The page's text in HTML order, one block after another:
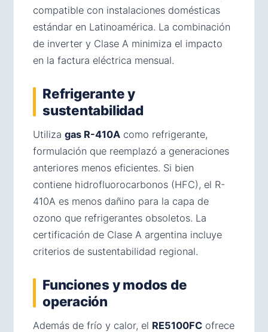
compatible con instalaciones domésticas
estándar en Latinoamérica. La combinación
de inverter y Clase A minimiza el impacto
en la factura eléctrica mensual.
Refrigerante y
sustentabilidad
Utiliza gas R-410A como refrigerante,
formulación que reemplazó a generaciones
anteriores menos eficientes. Si bien
contiene hidrofluorocarbonos (HFC), el R-
410A es menos dañino para la capa de
ozono que refrigerantes obsoletos. La
certificación de Clase A argentina incluye
criterios de sustentabilidad regional.
Funciones y modos de
operación
Además de frío y calor, el RE5100FC ofrece